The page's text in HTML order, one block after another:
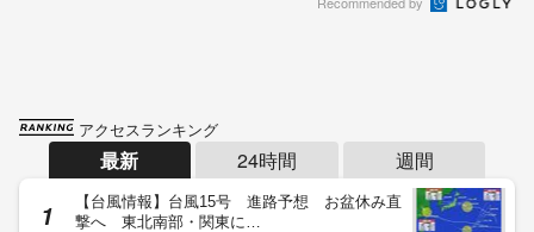
アクセスランキング
最新 24時間 週間
【台風情報】台風15号 進路予想 お盆休み直
撃へ 東北南部・関東に…